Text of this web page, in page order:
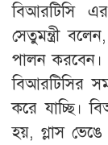
বিআরটিসি
সেতুমন্ত্রী
পালন
বিআরটিসির
করে যাচ্ছি।
হয়, গ্লাস